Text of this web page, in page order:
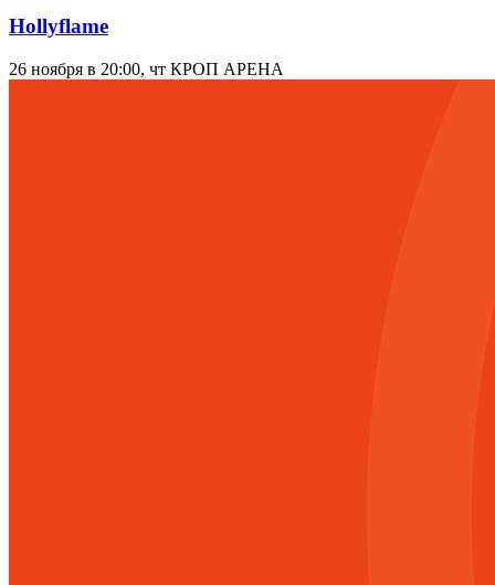
Hollyflame
26 ноября в 20:00, чт КРОП АРЕНА